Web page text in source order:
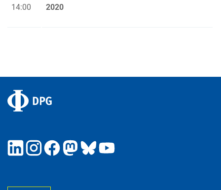
14:00
2020